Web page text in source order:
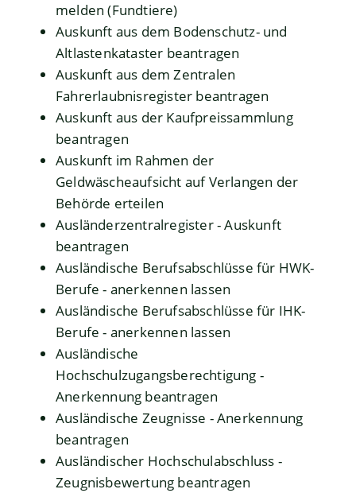
melden (Fundtiere)
Auskunft aus dem Bodenschutz- und
Altlastenkataster beantragen
Auskunft aus dem Zentralen
Fahrerlaubnisregister beantragen
Auskunft aus der Kaufpreissammlung
beantragen
Auskunft im Rahmen der
Geldwäscheaufsicht auf Verlangen der
Behörde erteilen
Ausländerzentralregister - Auskunft
beantragen
Ausländische Berufsabschlüsse für HWK-
Berufe - anerkennen lassen
Ausländische Berufsabschlüsse für IHK-
Berufe - anerkennen lassen
Ausländische
Hochschulzugangsberechtigung -
Anerkennung beantragen
Ausländische Zeugnisse - Anerkennung
beantragen
Ausländischer Hochschulabschluss -
Zeugnisbewertung beantragen